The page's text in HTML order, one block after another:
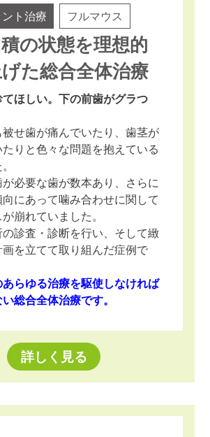
ト治療 フルマウス
の状態を理想的
た総合全体治療
ほしい。下の前歯がグラつ
被せ歯が痛んでいたり、歯茎が
りと色々な問題を抱えている
が必要な歯が数本あり、さらに
にあって噛み合わせに関して
崩れていました。
診査・診断を行い、そして緻
画を立てて取り組んだ症例で
らゆる治療を駆使しなければ
総合全体治療です。
詳しく見る